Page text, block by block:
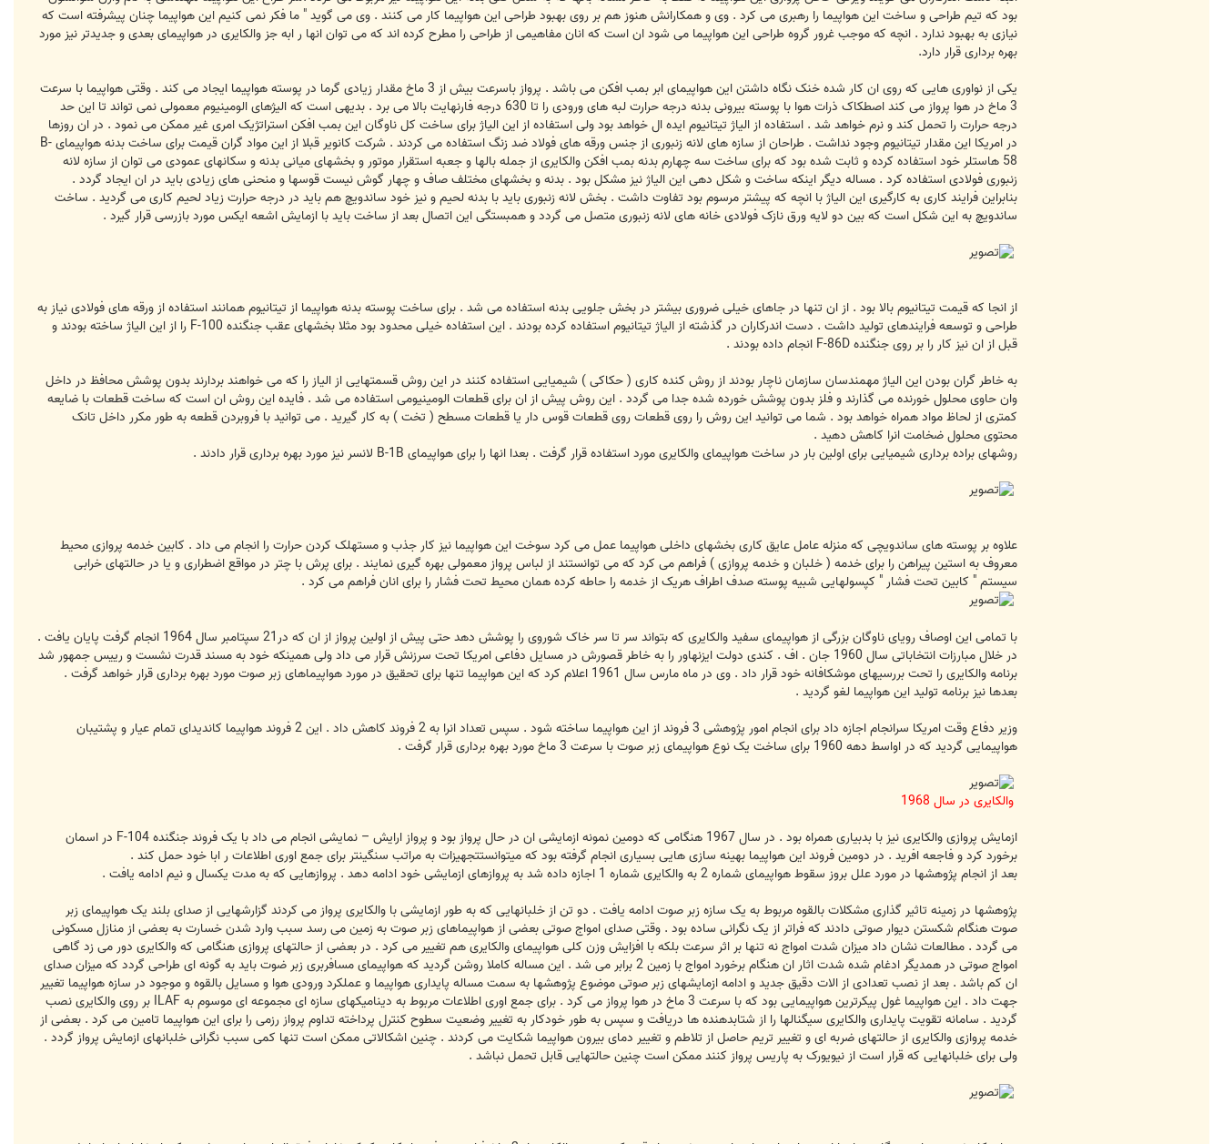
بود که تیم طراحی و ساخت این هواپیما را رهبری می کرد . وی و همکارانش هنوز هم بر روی بهبود طراحی این هواپیما کار می کنند . وی می گوید " ما فکر نمی کنیم این هواپیما چنان پیشرفته است که
نیازی به بهبود ندارد . انچه که موجب غرور گروه طراحی این هواپیما می شود ان است که انان مفاهیمی از طراحی را مطرح کرده اند که می توان انها ر ابه جز والکایری در هواپیمای بعدی و جدیدتر نیز مورد
بهره برداری قرار دارد.
یکی از نواوری هایی که روی ان کار شده خنک نگاه داشتن این هواپیمای ابر بمب افکن می باشد . پرواز باسرعت بیش از 3 ماخ مقدار زیادی گرما در پوسته هواپیما ایجاد می کند . وقتی هواپیما با سرعت
3 ماخ در هوا پرواز می کند اصطکاک ذرات هوا با پوسته بیرونی بدنه درجه حرارت لبه های ورودی را تا 630 درجه فارنهایت بالا می برد . بدیهی است که الیژهای الومینیوم معمولی نمی تواند تا این حد
درجه حرارت را تحمل کند و نرم خواهد شد . استفاده از الیاژ تیتانیوم ایده ال خواهد بود ولی استفاده از این الیاژ برای ساخت کل ناوگان این بمب افکن استراتژیک امری غیر ممکن می نمود . در ان روزها
در امریکا این مقدار تیتانیوم وجود نداشت . طراحان از سازه های لانه زنبوری از جنس ورقه های فولاد ضد زنگ استفاده می کردند . شرکت کانویر قبلا از این مواد گران قیمت برای ساخت بدنه هواپیمای B-
58 هاستلر خود استفاده کرده و ثابت شده بود که برای ساخت سه چهارم بدنه بمب افکن والکایری از جمله بالها و جعبه استقرار موتور و بخشهای میانی بدنه و سکانهای عمودی می توان از سازه لانه
زنبوری فولادی استفاده کرد . مساله دیگر اینکه ساخت و شکل دهی این الیاژ نیز مشکل بود . بدنه و بخشهای مختلف صاف و چهار گوش نیست قوسها و منحنی های زیادی باید در ان ایجاد گردد .
بنابراین فرایند کاری به کارگیری این الیاژ با انچه که پیشتر مرسوم بود تفاوت داشت . بخش لانه زنبوری باید با بدنه لحیم و نیز خود ساندویچ هم باید در درجه حرارت زیاد لحیم کاری می گردید . ساخت
ساندویچ به این شکل است که بین دو لایه ورق نازک فولادی خانه های لانه زنبوری متصل می گردد و همبستگی این اتصال بعد از ساخت باید با ازمایش اشعه ایکس مورد بازرسی قرار گیرد .
از انجا که قیمت تیتانیوم بالا بود . از ان تنها در جاهای خیلی ضروری بیشتر در بخش جلویی بدنه استفاده می شد . برای ساخت پوسته بدنه هواپیما از تیتانیوم همانند استفاده از ورقه های فولادی نیاز به
طراحی و توسعه فرایندهای تولید داشت . دست اندرکاران در گذشته از الیاژ تیتانیوم استفاده کرده بودند . این استفاده خیلی محدود بود مثلا بخشهای عقب جنگنده F-100 را از این الیاژ ساخته بودند و
قبل از ان نیز کار را بر روی جنگنده F-86D انجام داده بودند .
به خاطر گران بودن این الیاژ مهمندسان سازمان ناچار بودند از روش کنده کاری ( حکاکی ) شیمیایی استفاده کنند در این روش قسمتهایی از الیاز را که می خواهند بردارند بدون پوشش محافظ در داخل
وان حاوی محلول خورنده می گذارند و فلز بدون پوشش خورده شده جدا می گردد . این روش پیش از ان برای قطعات الومینیومی استفاده می شد . فایده این روش ان است که ساخت قطعات با ضایعه
کمتری از لحاظ مواد همراه خواهد بود . شما می توانید این روش را روی قطعات روی قطعات قوس دار یا قطعات مسطح ( تخت ) به کار گیرید . می توانید با فروبردن قطعه به طور مکرر داخل تانک
محتوی محلول ضخامت انرا کاهش دهید .
روشهای براده برداری شیمیایی برای اولین بار در ساخت هواپیمای والکایری مورد استفاده قرار گرفت . بعدا انها را برای هواپیمای B-1B لانسر نیز مورد بهره برداری قرار دادند .
علاوه بر پوسته های ساندویچی که منزله عامل عایق کاری بخشهای داخلی هواپیما عمل می کرد سوخت این هواپیما نیز کار جذب و مستهلک کردن حرارت را انجام می داد . کابین خدمه پروازی محیط
معروف به استین پیراهن را برای خدمه ( خلبان و خدمه پروازی ) فراهم می کرد که می توانستند از لباس پرواز معمولی بهره گیری نمایند . برای پرش با چتر در مواقع اضطراری و یا در حالتهای خرابی
سیستم " کابین تحت فشار " کپسولهایی شبیه پوسته صدف اطراف هریک از خدمه را حاطه کرده همان محیط تحت فشار را برای انان فراهم می کرد .
با تمامی این اوصاف رویای ناوگان بزرگی از هواپیمای سفید والکایری که بتواند سر تا سر خاک شوروی را پوشش دهد حتی پیش از اولین پرواز از ان که در21 سپتامبر سال 1964 انجام گرفت پایان یافت .
در خلال مبارزات انتخاباتی سال 1960 جان . اف . کندی دولت ایزنهاور را به خاطر قصورش در مسایل دفاعی امریکا تحت سرزنش قرار می داد ولی همینکه خود به مسند قدرت نشست و رییس جمهور شد
برنامه والکایری را تحت بررسیهای موشکافانه خود قرار داد . وی در ماه مارس سال 1961 اعلام کرد که این هواپیما تنها برای تحقیق در مورد هواپیماهای زبر صوت مورد بهره برداری قرار خواهد گرفت .
بعدها نیز برنامه تولید این هواپیما لغو گردید .
وزیر دفاع وقت امریکا سرانجام اجازه داد برای انجام امور پژوهشی 3 فروند از این هواپیما ساخته شود . سپس تعداد انرا به 2 فروند کاهش داد . این 2 فروند هواپیما کاندیدای تمام عیار و پشتیبان
هواپیمایی گردید که در اواسط دهه 1960 برای ساخت یک نوع هواپیمای زبر صوت با سرعت 3 ماخ مورد بهره برداری قرار گرفت .
والکایری در سال 1968
ازمایش پروازی والکایری نیز با بدبیاری همراه بود . در سال 1967 هنگامی که دومین نمونه ازمایشی ان در حال پرواز بود و پرواز ارایش – نمایشی انجام می داد با یک فروند جنگنده F-104 در اسمان
برخورد کرد و فاجعه افرید . در دومین فروند این هواپیما بهینه سازی هایی بسیاری انجام گرفته بود که میتوانستتجهیزات به مراتب سنگینتر برای جمع اوری اطلاعات ر ابا خود حمل کند .
بعد از انجام پژوهشها در مورد علل بروز سقوط هواپیمای شماره 2 به والکایری شماره 1 اجازه داده شد به پروازهای ازمایشی خود ادامه دهد . پروازهایی که به مدت یکسال و نیم ادامه یافت .
پژوهشها در زمینه تاثیر گذاری مشکلات بالقوه مربوط به یک سازه زبر صوت ادامه یافت . دو تن از خلبانهایی که به طور ازمایشی با والکایری پرواز می کردند گزارشهایی از صدای بلند یک هواپیمای زبر
صوت هنگام شکستن دیوار صوتی دادند که فراتر از یک نگرانی ساده بود . وقتی صدای امواج صوتی بعضی از هواپیماهای زبر صوت به زمین می رسد سبب وارد شدن خسارت به بعضی از منازل مسکونی
می گردد . مطالعات نشان داد میزان شدت امواج نه تنها بر اثر سرعت بلکه با افزایش وزن کلی هواپیمای والکایری هم تغییر می کرد . در بعضی از حالتهای پروازی هنگامی که والکایری دور می زد گاهی
امواج صوتی در همدیگر ادغام شده شدت اثار ان هنگام برخورد امواج با زمین 2 برابر می شد . این مساله کاملا روشن گردید که هواپیمای مسافربری زبر ضوت باید به گونه ای طراحی گردد که میزان صدای
ان کم باشد . بعد از نصب تعدادی از الات دقیق جدید و ادامه ازمایشهای زبر صوتی موضوع پژوهشها به سمت مساله پایداری هواپیما و عملکرد ورودی هوا و مسایل بالقوه و موجود در سازه هواپیما تغییر
جهت داد . این هواپیما غول پیکرترین هواپیمایی بود که با سرعت 3 ماخ در هوا پرواز می کرد . برای جمع اوری اطلاعات مربوط به دینامیکهای سازه ای مجموعه ای موسوم به ILAF بر روی والکایری نصب
گردید . سامانه تقویت پایداری والکایری سیگنالها را از شتابدهنده ها دریافت و سپس به طور خودکار به تغییر وضعیت سطوح کنترل پرداخته تداوم پرواز رزمی را برای این هواپیما تامین می کرد . بعضی از
خدمه پروازی والکایری از حالتهای ضربه ای و تغییر تریم حاصل از تلاطم و تغییر دمای بیرون هواپیما شکایت می کردند . چنین اشکالاتی ممکن است تنها کمی سبب نگرانی خلبانهای ازمایش پرواز گردد .
ولی برای خلبانهایی که قرار است از نیویورک به پاریس پرواز کنند ممکن است چنین حالتهایی قابل تحمل نباشد .